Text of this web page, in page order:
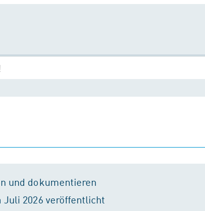
und dokumentieren
Juli 2026 veröffentlicht